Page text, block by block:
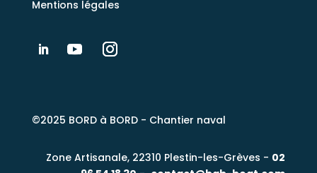
Mentions légales
©2025 BORD à BORD - Chantier naval
Zone Artisanale, 22310 Plestin-les-Grèves - 02